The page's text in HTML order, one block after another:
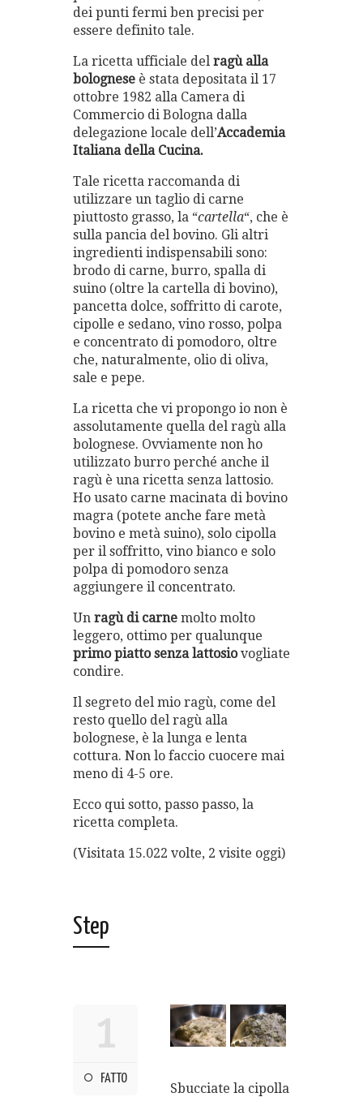
dei punti fermi ben precisi per
essere definito tale.
La ricetta ufficiale del ragù alla
bolognese è stata depositata il 17
ottobre 1982 alla Camera di
Commercio di Bologna dalla
delegazione locale dell’Accademia
Italiana della Cucina.
Tale ricetta raccomanda di
utilizzare un taglio di carne
piuttosto grasso, la “cartella“, che è
sulla pancia del bovino. Gli altri
ingredienti indispensabili sono:
brodo di carne, burro, spalla di
suino (oltre la cartella di bovino),
pancetta dolce, soffritto di carote,
cipolle e sedano, vino rosso, polpa
e concentrato di pomodoro, oltre
che, naturalmente, olio di oliva,
sale e pepe.
La ricetta che vi propongo io non è
assolutamente quella del ragù alla
bolognese. Ovviamente non ho
utilizzato burro perché anche il
ragù è una ricetta senza lattosio.
Ho usato carne macinata di bovino
magra (potete anche fare metà
bovino e metà suino), solo cipolla
per il soffritto, vino bianco e solo
polpa di pomodoro senza
aggiungere il concentrato.
Un ragù di carne molto molto
leggero, ottimo per qualunque
primo piatto senza lattosiovogliate
condire.
Il segreto del mio ragù, come del
resto quello del ragù alla
bolognese, è la lunga e lenta
cottura. Non lo faccio cuocere mai
meno di 4-5 ore.
Ecco qui sotto, passo passo, la
ricetta completa.
(Visitata 15.022 volte, 2 visite oggi)
Step
1
FATTO
Sbucciate la cipolla